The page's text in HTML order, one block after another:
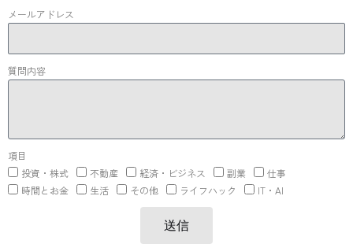
メールアドレス
質問内容
項目
投資・株式
不動産 経済・ビジネス 副業
仕事
時間とお金
生活 その他 ライフハック IT・AI
送信